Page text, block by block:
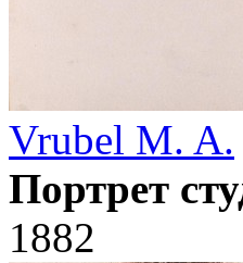
Vrubel M. A.
Портрет
1882